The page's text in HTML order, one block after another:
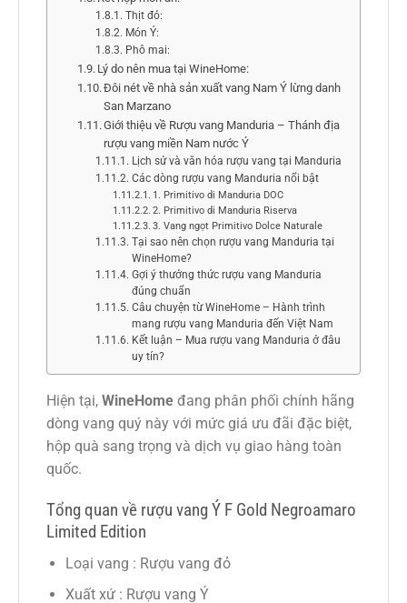
Thịt đỏ:
Món Ý:
Phô mai:
Lý do nên mua tại WineHome:
Đôi nét về nhà sản xuất vang Nam Ý lừng danh
San Marzano
Giới thiệu về Rượu vang Manduria – Thánh địa
rượu vang miền Nam nước Ý
Lịch sử và văn hóa rượu vang tại Manduria
Các dòng rượu vang Manduria nổi bật
1. Primitivo di Manduria DOC
2. Primitivo di Manduria Riserva
3. Vang ngọt Primitivo Dolce Naturale
Tại sao nên chọn rượu vang Manduria tại
WineHome?
Gợi ý thưởng thức rượu vang Manduria
đúng chuẩn
Câu chuyện từ WineHome – Hành trình
mang rượu vang Manduria đến Việt Nam
Kết luận – Mua rượu vang Manduria ở đâu
uy tín?
Hiện tại, WineHome đang phân phối chính hãng
dòng vang quý này với mức giá ưu đãi đặc biệt,
hộp quà sang trọng và dịch vụ giao hàng toàn
quốc.
Tổng quan về rượu vang Ý F Gold Negroamaro
Limited Edition
Loại vang : Rượu vang đỏ
Xuất xứ : Rượu vang Ý